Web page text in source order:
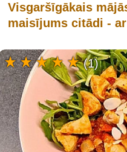
Visgaršīgākais
maisījums citādi -
(1)